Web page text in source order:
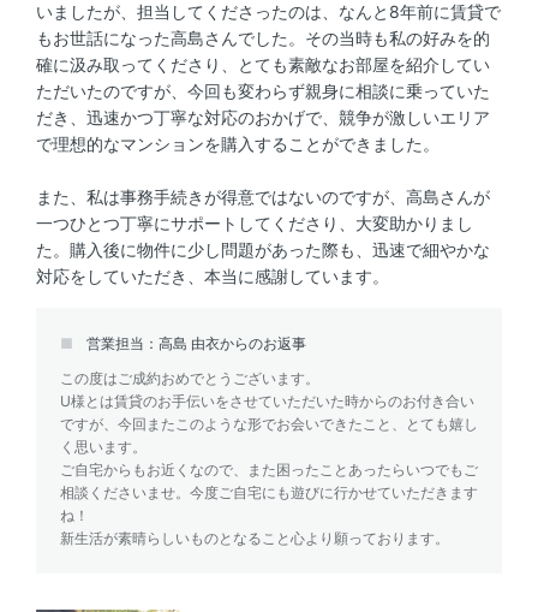
いましたが、担当してくださったのは、なんと8年前に賃貸で
もお世話になった高島さんでした。その当時も私の好みを的
確に汲み取ってくださり、とても素敵なお部屋を紹介してい
ただいたのですが、今回も変わらず親身に相談に乗っていた
だき、迅速かつ丁寧な対応のおかげで、競争が激しいエリア
で理想的なマンションを購入することができました。
また、私は事務手続きが得意ではないのですが、高島さんが
一つひとつ丁寧にサポートしてくださり、大変助かりまし
た。購入後に物件に少し問題があった際も、迅速で細やかな
対応をしていただき、本当に感謝しています。
営業担当：高島 由衣からのお返事
この度はご成約おめでとうございます。
U様とは賃貸のお手伝いをさせていただいた時からのお付き合い
ですが、今回またこのような形でお会いできたこと、とても嬉し
く思います。
ご自宅からもお近くなので、また困ったことあったらいつでもご
相談くださいませ。今度ご自宅にも遊びに行かせていただきます
ね！
新生活が素晴らしいものとなること心より願っております。